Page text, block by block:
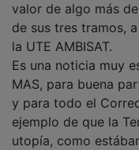
valor de algo más
de sus tres tramos,
la UTE AMBISAT.
Es una noticia muy
MAS, para buena
y para todo el
ejemplo de que la
utopía, como